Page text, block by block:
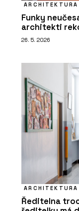
ARCHITEKTURA
Funky
architekti
26. 5. 2026
ARCHITEKTURA
Ředitelna